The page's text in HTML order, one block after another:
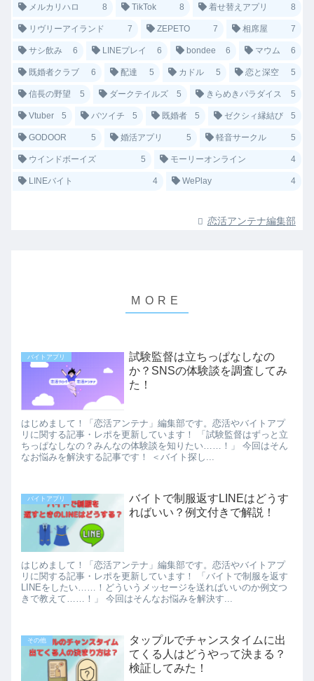
メルカリハロ 8 TikTok 8 着せ替えアプリ 8
リヴリーアイランド 7 ZEPETO 7 相席屋 7
サシ飲み 6 LINEプレイ 6 bondee 6 マウム 6
既婚者クラブ 6 配達 5 カドル 5 恋と深空 5
信長の野望 5 ダークテイルズ 5 きらめきパラダイス 5
Vtuber 5 バツイチ 5 既婚者 5 ゼクシィ縁結び 5
GODOOR 5 婚活アプリ 5 軽音サークル 5
ウインドボーイズ 5 モーリーオンライン 4
LINEバイト 4 WePlay 4
恋活アンテナ編集部
バイトアプリ
試験監督は立ちっぱなしなの
か？SNSの体験談を調査してみ
た！
はじめまして！「恋活アンテナ」編集部です。恋活やバイトアプ
リに関する記事・レポを更新しています！ 「試験監督はずっと立
ちっぱなしなの？みんなの体験談を知りたい……！」 今回はそん
なお悩みを解決する記事です！ ＜バイト探し...
バイトアプリ
バイトで制服返すLINEはどうす
ればいい？例文付きで解説！
はじめまして！「恋活アンテナ」編集部です。恋活やバイトアプ
リに関する記事・レポを更新しています！ 「バイトで制服を返す
LINEをしたい……！どういうメッセージを送ればいいのか例文つ
きで教えて……！」 今回はそんなお悩みを解決す...
その他
タップルでチャンスタイムに出
てくる人はどうやって決まる？
検証してみた！